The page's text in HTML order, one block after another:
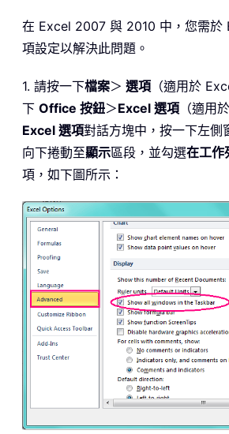
在 Excel 2007 與 2010 中，您需於
項設定以解決此問題。
1. 請按一下檔案＞ 選項 （適用於
下 Office 按鈕＞Excel 選項 （適用
Excel 選項對話方塊中，按一下左側
向下捲動至顯示區段，並勾選在工作
項，如下圖所示：